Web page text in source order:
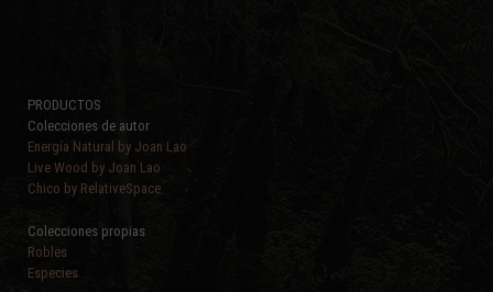
PRODUCTOS
Colecciones de autor
Energía Natural by Joan Lao
Live Wood by Joan Lao
Chico by RelativeSpace
Colecciones propias
Robles
Especies